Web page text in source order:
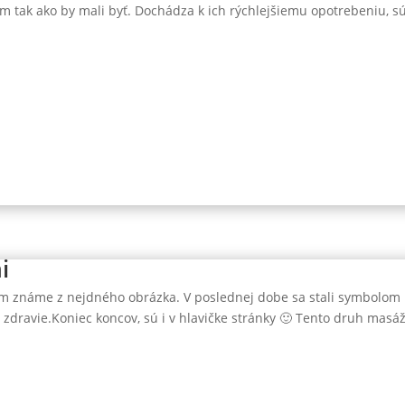
tak ako by mali byť. Dochádza k ich rýchlejšiemu opotrebeniu,
známe z nejdného obrázka. V poslednej dobe sa stali
koncov, sú i v hlavičke stránky 🙂 Tento druh